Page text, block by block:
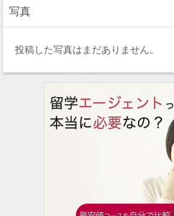
写真
投稿した写真はまだありません。